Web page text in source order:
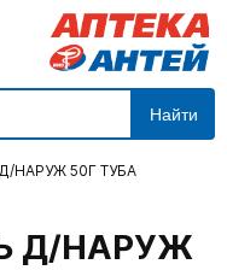
Найти
НАРУЖ 50Г ТУБА
Д/НАРУЖ